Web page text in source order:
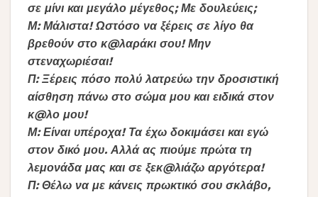
σε μίνι και μεγάλο μέγεθος; Με δουλεύεις;
Μ: Μάλιστα! Ωστόσο να ξέρεις σε λίγο θα
βρεθούν στο κ@λαράκι σου! Μην
στεναχωριέσαι!
Π: Ξέρεις πόσο πολύ λατρεύω την δροσιστική
αίσθηση πάνω στο σώμα μου και ειδικά στον
κ@λο μου!
Μ: Είναι υπέροχα! Τα έχω δοκιμάσει και εγώ
στον δικό μου. Αλλά ας πιούμε πρώτα τη
λεμονάδα μας και σε ξεκ@λιάζω αργότερα!
Π: Θέλω να με κάνεις πρωκτικό σου σκλάβο,